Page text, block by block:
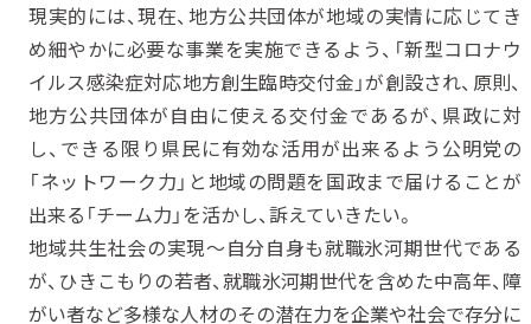
現実的には、現在、地方公共団体が地域の実情に応じてき
め細やかに必要な事業を実施できるよう、「新型コロナウ
イルス感染症対応地方創生臨時交付金」が創設され、原則、
地方公共団体が自由に使える交付金であるが、県政に対
し、できる限り県民に有効な活用が出来るよう公明党の
「ネットワーク力」と地域の問題を国政まで届けることが
出来る「チーム力」を活かし、訴えていきたい。
地域共生社会の実現～自分自身も就職氷河期世代である
が、ひきこもりの若者、就職氷河期世代を含めた中高年、障
がい者など多様な人材のその潜在力を企業や社会で存分に